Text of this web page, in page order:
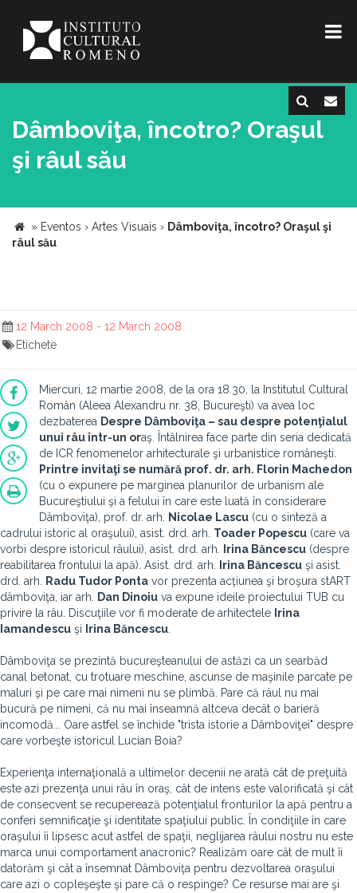
Dâmboviţa, încotro? Oraşul
şi râul său
» Eventos › Artes Visuais › Dâmboviţa, încotro? Oraşul şi
râul său
12 March 2008 - 12 March 2008
Etichete
Miercuri, 12 martie 2008, de la ora 18.30, la Institutul Cultural
Român (Aleea Alexandru nr. 38, Bucureşti) va avea loc
dezbaterea Despre Dâmboviţa – sau despre potenţialul
unui râu într-un oraş. Întâlnirea face parte din seria dedicată
de ICR fenomenelor arhitecturale şi urbanistice româneşti.
Printre invitaţi se numără prof. dr. arh. Florin Machedon
(cu o expunere pe marginea planurilor de urbanism ale
Bucureştiului şi a felului în care este luată în considerare
Dâmboviţa), prof. dr. arh.
Nicolae Lascu (cu o sinteză a
cadrului istoric al oraşului), asist. drd. arh. Toader Popescu (care va
vorbi despre istoricul râului), asist. drd. arh.
Irina Băncescu (despre
reabilitarea frontului la apă). Asist. drd. arh.
Irina Băncescu şi asist.
drd. arh.
Radu Tudor Ponta vor prezenta acţiunea şi broşura stART
dâmboviţa, iar arh.
Dan Dinoiu va expune ideile proiectului TUB cu
privire la râu. Discuţiile vor fi moderate de arhitectele Irina
Iamandescu şi Irina Băncescu
Dâmboviţa se prezintă bucureşteanului de astăzi ca un searbăd
canal betonat, cu trotuare meschine, ascunse de maşinile parcate pe
maluri şi pe care mai nimeni nu se plimbă. Pare că râul nu mai
bucură pe nimeni, că nu mai înseamnă altceva decât o barieră
incomodă... Oare astfel se închide "trista istorie a Dâmboviţei" despre
care vorbeşte istoricul Lucian Boia?
Experienţa internaţională a ultimelor decenii ne arată cât de preţuită
este azi prezenţa unui râu în oraş, cât de intens este valorificată şi cât
de consecvent se recuperează potenţialul fronturilor la apă pentru a
conferi semnificaţie şi identitate spaţiului public. În condiţiile în care
oraşului îi lipsesc acut astfel de spaţii, neglijarea râului nostru nu este
marca unui comportament anacronic? Realizăm oare cât de mult îi
datorăm şi cât a însemnat Dâmboviţa pentru dezvoltarea oraşului
care azi o copleşeşte şi pare că o respinge? Ce resurse mai are şi